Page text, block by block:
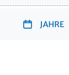
JAHRE